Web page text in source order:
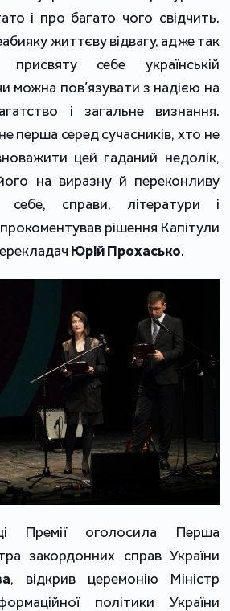
і про багато чого свідчить.
життєву відвагу, адже так
себе українській
можна пов’язувати з надією на
і загальне визнання.
перша серед сучасників, хто не
цей гаданий недолік,
на виразну й переконливу
справи, літератури і
рішення Капітули
Юрій Прохасько.
Премії оголосила Перша
закордонних справ України
, відкрив церемонію Міністр
політики України